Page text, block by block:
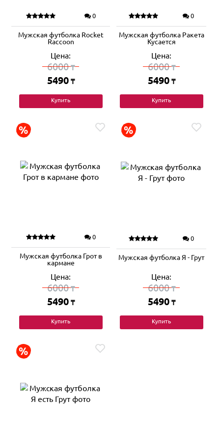
0
Мужская футболка Rocket
Raccoon
Цена:
6000₸
5490 ₸
Купить
0
Мужская футболка Ракета
Кусается
Цена:
6000₸
5490 ₸
Купить
0
Мужская футболка Грот в
кармане
Цена:
6000₸
5490 ₸
Купить
0
Мужская футболка Я - Грут
Цена:
6000₸
5490 ₸
Купить